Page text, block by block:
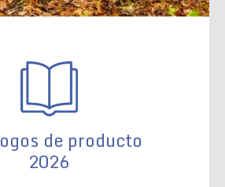
de producto
2026